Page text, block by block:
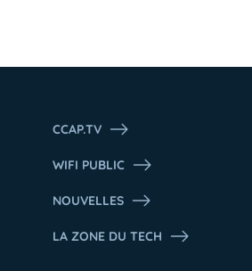
CCAP.TV
WIFI PUBLIC
NOUVELLES
LA ZONE DU TECH